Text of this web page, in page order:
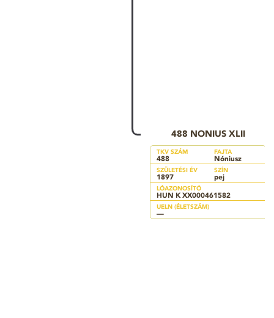
488 NONIUS XLII
TKV SZÁM
488
FAJTA
Nóniusz
SZÜLETÉSI ÉV
1897
SZÍN
pej
LÓAZONOSÍTÓ
HUN K XX000461582
UELN (ÉLETSZÁM)
—